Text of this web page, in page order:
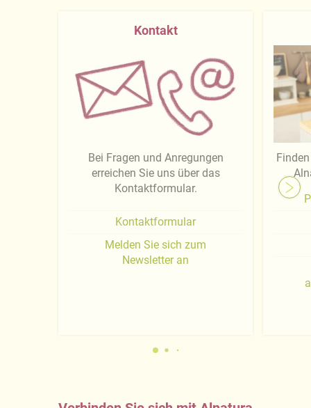
Kontakt
Bei Fragen und Anregungen
erreichen Sie uns über das
Kontaktformular.
Kontaktformular
Melden Sie sich zum
Newsletter an